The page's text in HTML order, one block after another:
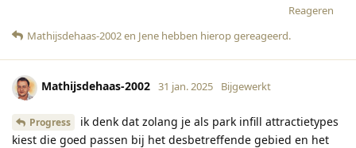
Reageren
Mathijsdehaas-2002en Jene hebben hierop gereageerd.
Mathijsdehaas-2002 31 jan. 2025 Bijgewerkt
Progress
ik denk dat zolang je als park infill attractietypes
kiest die goed passen bij het desbetreffende gebied en het